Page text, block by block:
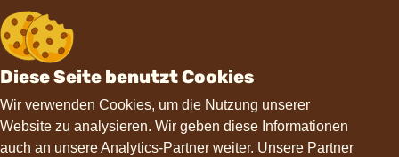
Diese Seite benutzt Cookies
Wir verwenden Cookies, um die Nutzung unserer
Website zu analysieren. Wir geben diese Informationen
auch an unsere Analytics-Partner weiter. Unsere Partner
Kontakt